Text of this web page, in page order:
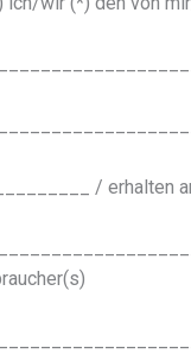
/ erhalten